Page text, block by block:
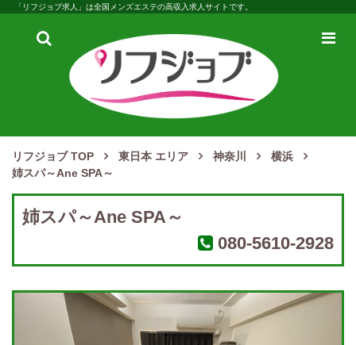
「リフジョブ求人」は全国メンズエステの高収入求人サイトです。
検
メ
リフジョブ TOP 東日本 エリア 神奈川
横浜
姉スパ～Ane SPA～
姉スパ～Ane SPA～
080-5610-2928